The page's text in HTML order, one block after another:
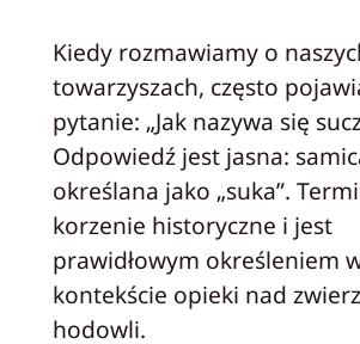
Kiedy rozmawiamy o
towarzyszach, często
pytanie: „Jak nazywa się
Odpowiedź jest jasna:
określana jako „suka”.
korzenie historyczne i jest
prawidłowym określeniem
kontekście opieki nad
hodowli.